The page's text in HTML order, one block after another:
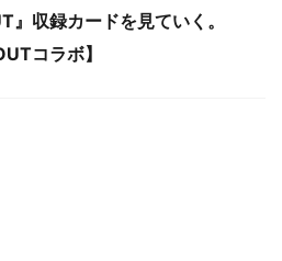
』収録カードを見ていく。
コラボ】